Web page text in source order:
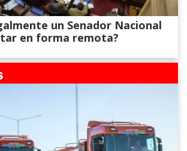
un Senador Nacional
en forma remota?